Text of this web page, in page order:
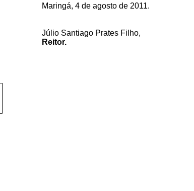
Maringá, 4 de agosto de 2011.
Júlio Santiago Prates Filho,
Reitor.